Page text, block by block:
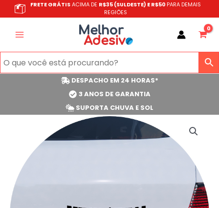
para
FRETE GRÁTISACIMA DE R$35 (SULDESTE) E R$50 PARA DEMAIS
REGIÕES
DESPACHO EM 24 HORAS*
3 ANOS DE GARANTIA
SUPORTA CHUVA E SOL